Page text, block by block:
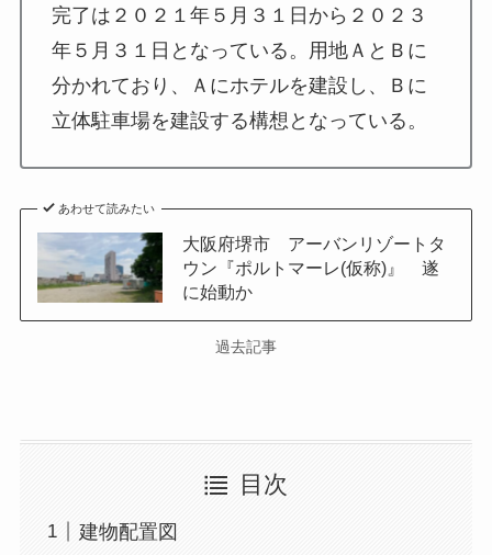
完了は２０２１年５月３１日から２０２３
年５月３１日となっている。用地ＡとＢに
分かれており、Ａにホテルを建設し、Ｂに
立体駐車場を建設する構想となっている。
あわせて読みたい
大阪府堺市 アーバンリゾートタ
ウン『ポルトマーレ(仮称)』 遂
に始動か
過去記事
目次
建物配置図